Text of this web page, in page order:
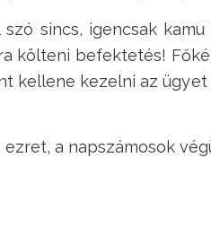
sincs, igencsak
költeni befektetés!
kellene kezelni az
a napszámosok